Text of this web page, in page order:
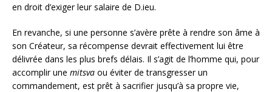
en droit d’exiger leur salaire de D.ieu.
En revanche, si une personne s’avère prête à rendre son âme à
son Créateur, sa récompense devrait effectivement lui être
délivrée dans les plus brefs délais. Il s’agit de l’homme qui, pour
accomplir une mitsva ou éviter de transgresser un
commandement, est prêt à sacrifier jusqu’à sa propre vie,